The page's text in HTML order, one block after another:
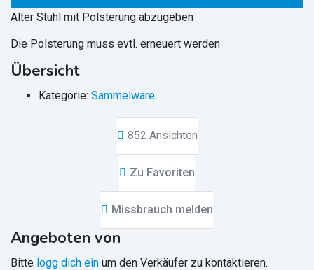
Alter Stuhl mit Polsterung abzugeben
Die Polsterung muss evtl. erneuert werden
Übersicht
Kategorie: Sammelware
852 Ansichten
Zu Favoriten
Missbrauch melden
Angeboten von
Bitte logg dich ein um den Verkäufer zu kontaktieren.